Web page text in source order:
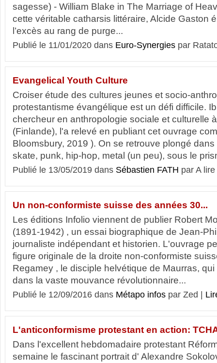
sagesse) - William Blake in The Marriage of
cette véritable catharsis littéraire, Alcide Gaston
l’excès au rang de purge...
Publié le 11/01/2020 dans Euro-Synergies par
Evangelical Youth Culture
Croiser étude des cultures jeunes et socio-
protestantisme évangélique est un défi difficile.
chercheur en anthropologie sociale et culturelle
(Finlande), l'a relevé en publiant cet ouvrage
Bloomsbury, 2019 ). On se retrouve plongé
skate, punk, hip-hop, metal (un peu), sous le
Publié le 13/05/2019 dans Sébastien FATH par A
Un non-conformiste suisse des années 30...
Les éditions Infolio viennent de publier Robert
(1891-1942) , un essai biographique de Jean-
journaliste indépendant et historien. L'ouvrage
figure originale de la droite non-conformiste
Regamey , le disciple helvétique de Maurras,
dans la vaste mouvance révolutionnaire...
Publié le 12/09/2016 dans Métapo infos par Zed |
L'anticonformisme protestant en action:
Dans l'excellent hebdomadaire protestant
semaine le fascinant portrait d' Alexandre